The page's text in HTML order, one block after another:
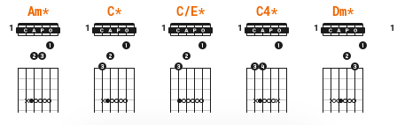
Am*
1
C*
1
C/E*
1
C4*
1
Dm*
1 1